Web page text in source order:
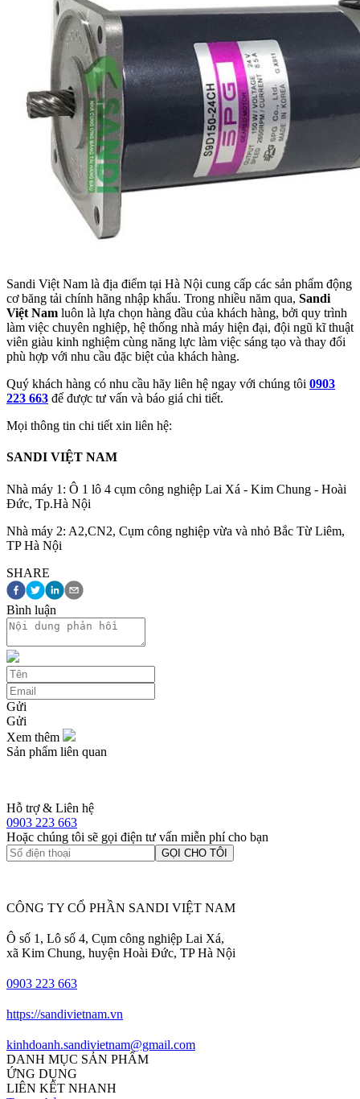
Sandi Việt Nam là địa điểm tại Hà Nội cung cấp các sản phẩm động
cơ băng tải chính hãng nhập khẩu. Trong nhiều năm qua, Sandi
Việt Nam luôn là lựa chọn hàng đầu của khách hàng, bởi quy trình
làm việc chuyên nghiệp, hệ thống nhà máy hiện đại, đội ngũ kĩ thuật
viên giàu kinh nghiệm cùng năng lực làm việc sáng tạo và thay đổi
phù hợp với nhu cầu đặc biệt của khách hàng.
Quý khách hàng có nhu cầu hãy liên hệ ngay với chúng tôi 0903
223 663 để được tư vấn và báo giá chi tiết.
Mọi thông tin chi tiết xin liên hệ:
SANDI VIỆT NAM
Nhà máy 1: Ô 1 lô 4 cụm công nghiệp Lai Xá - Kim Chung - Hoài
Đức, Tp.Hà Nội
Nhà máy 2: A2,CN2, Cụm công nghiệp vừa và nhỏ Bắc Từ Liêm,
TP Hà Nội
SHARE
Bình luận
Gửi
Gửi
Xem thêm
Sản phẩm liên quan
Hỗ trợ & Liên hệ
0903 223 663
Hoặc chúng tôi sẽ gọi điện tư vấn miễn phí cho bạn
GỌI CHO TÔI
CÔNG TY CỔ PHẦN SANDI VIỆT NAM
Ô số 1, Lô số 4, Cụm công nghiệp Lai Xá,
xã Kim Chung, huyện Hoài Đức, TP Hà Nội
0903 223 663
https://sandivietnam.vn
kinhdoanh.sandivietnam@gmail.com
DANH MỤC SẢN PHẨM
ỨNG DỤNG
LIÊN KẾT NHANH